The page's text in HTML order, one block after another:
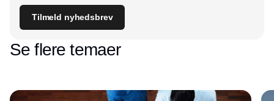
Tilmeld nyhedsbrev
Se flere temaer